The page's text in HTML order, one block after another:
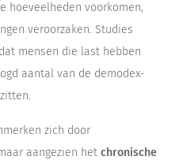
hoeveelheden voorkomen,
veroorzaken. Studies
mensen die last hebben
aantal van de demodex-
zich door
aangezien het chronische